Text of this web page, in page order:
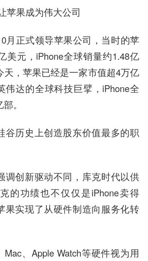
苹果成为伟大公司
月正式领导苹果公司，当时的苹
美元，iPhone全球销量约1.48亿
天，苹果已经是一家市值超4万亿
伟达的全球科技巨擘，iPhone全
。
谷历史上创造股东价值最多的职
调创新驱动不同，库克时代以供
的功绩也不仅仅是iPhone卖得
果实现了从硬件制造向服务化转
Mac、Apple Watch等硬件视为用